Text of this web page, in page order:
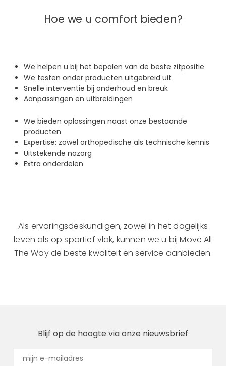
Hoe we u comfort bieden?
We helpen u bij het bepalen van de beste zitpositie
We testen onder producten uitgebreid uit
Snelle interventie bij onderhoud en breuk
Aanpassingen en uitbreidingen
We bieden oplossingen naast onze bestaande
producten
Expertise: zowel orthopedische als technische kennis
Uitstekende nazorg
Extra onderdelen
Als ervaringsdeskundigen, zowel in het dagelijks
leven als op sportief vlak, kunnen we u bij Move All
The Way de beste kwaliteit en service aanbieden.
Blijf op de hoogte via onze nieuwsbrief